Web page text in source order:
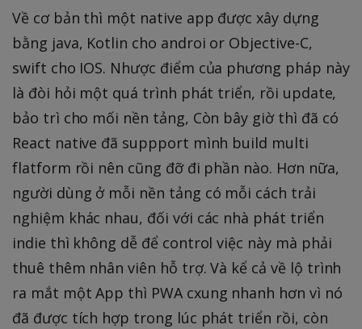
Về cơ bản thì một native app được xây dựng
bằng java, Kotlin cho androi or Objective-C,
swift cho IOS. Nhược điểm của phương pháp này
là đòi hỏi một quá trình phát triển, rồi update,
bảo trì cho mối nền tảng, Còn bây giờ thì đã có
React native đã suppport mình build multi
flatform rồi nên cũng đỡ đi phần nào. Hơn nữa,
người dùng ở mỗi nền tảng có mỗi cách trải
nghiệm khác nhau, đối với các nhà phát triển
indie thì không dễ để control việc này mà phải
thuê thêm nhân viên hỗ trợ. Và kể cả về lộ trình
ra mắt một App thì PWA cxung nhanh hơn vì nó
đã được tích hợp trong lúc phát triển rồi, còn